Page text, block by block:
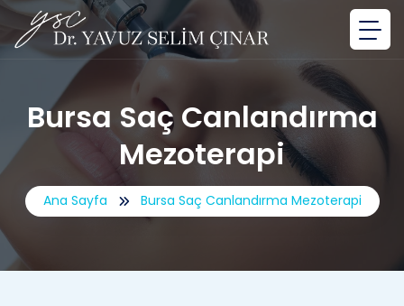
Bursa Saç Canlandırma
Mezoterapi
Ana Sayfa Bursa Saç Canlandırma Mezoterapi